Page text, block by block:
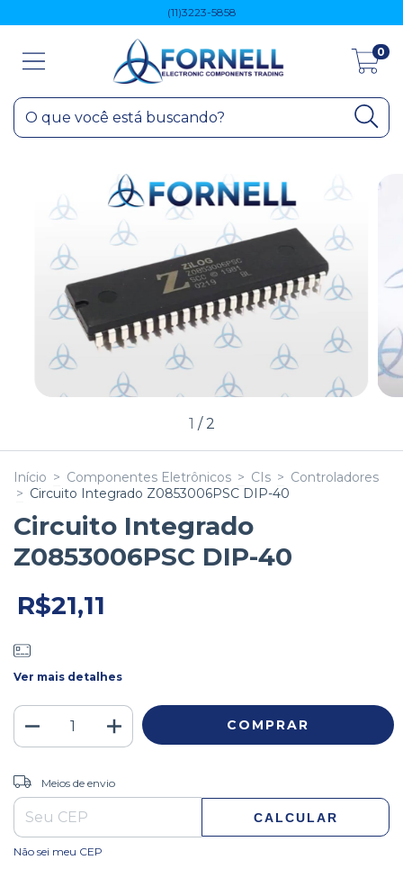
(11)3223-5858
0
1 / 2
Início > Componentes Eletrônicos > CIs > Controladores
> Circuito Integrado Z0853006PSC DIP-40
Circuito Integrado
Z0853006PSC DIP-40
R$21,11
Ver mais detalhes
Entregas para o CEP:
Meios de envio
CALCULAR
Não sei meu CEP